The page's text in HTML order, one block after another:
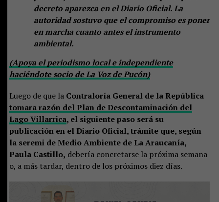
decreto aparezca en el Diario Oficial. La
autoridad sostuvo que el compromiso es poner
en marcha cuanto antes el instrumento
ambiental.
(Apoya el periodismo local e independiente
haciéndote socio de La Voz de Pucón)
Luego de que la Contraloría General de la República
tomara razón del Plan de Descontaminación del
Lago Villarrica, el siguiente paso será su
publicación en el Diario Oficial, trámite que, según
la seremi de Medio Ambiente de La Araucanía,
Paula Castillo, debería concretarse la próxima semana
o, a más tardar, dentro de los próximos diez días.